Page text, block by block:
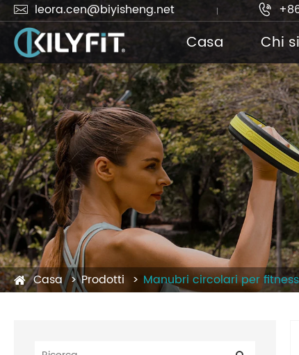
 leora.cen@biyisheng.net 
Casa Chi
Casa Prodotti Manubri circolari per fitness